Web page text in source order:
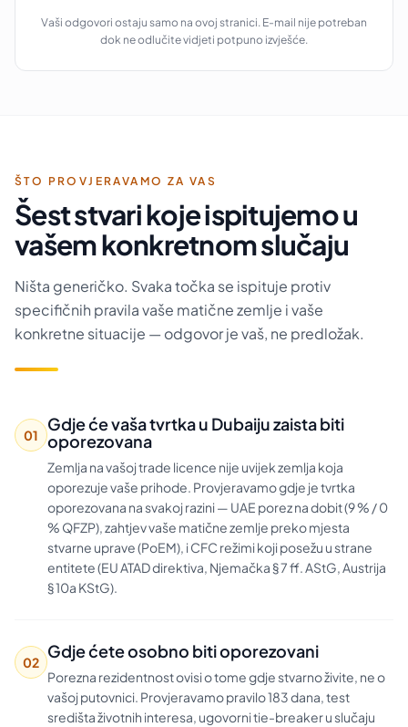
Vaši odgovori ostaju samo na ovoj stranici. E-mail nije potreban
dok ne odlučite vidjeti potpuno izvješće.
ŠTO PROVJERAVAMO ZA VAS
Šest stvari koje ispitujemo u
vašem konkretnom slučaju
Ništa generičko. Svaka točka se ispituje protiv
specifičnih pravila vaše matične zemlje i vaše
konkretne situacije — odgovor je vaš, ne predložak.
01
Gdje će vaša tvrtka u Dubaiju zaista biti
oporezovana
Zemlja na vašoj trade licence nije uvijek zemlja koja
oporezuje vaše prihode. Provjeravamo gdje je tvrtka
oporezovana na svakoj razini — UAE porez na dobit (9 % / 0
% QFZP), zahtjev vaše matične zemlje preko mjesta
stvarne uprave (PoEM), i CFC režimi koji posežu u strane
entitete (EU ATAD direktiva, Njemačka § 7 ff. AStG, Austrija
§ 10a KStG).
02
Gdje ćete osobno biti oporezovani
Porezna rezidentnost ovisi o tome gdje stvarno živite, ne o
vašoj putovnici. Provjeravamo pravilo 183 dana, test
središta životnih interesa, ugovorni tie-breaker u slučaju